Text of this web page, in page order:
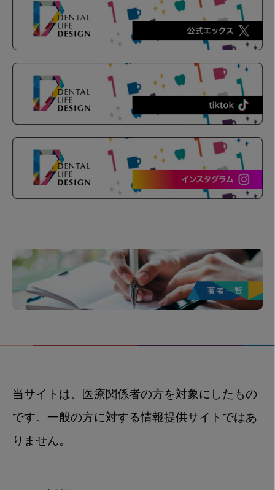
当サイトは、医療関係者の方を対象にしたもの
です。一般の方に対する情報提供サイトではあ
りません。